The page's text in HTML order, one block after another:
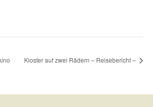
Kloster auf zwei Rädern – Reisebericht –